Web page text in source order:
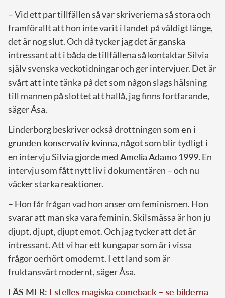
– Vid ett par tillfällen så var skriverierna så stora och
framförallt att hon inte varit i landet på väldigt länge,
det är nog slut. Och då tycker jag det är ganska
intressant att i båda de tillfällena så kontaktar Silvia
själv svenska veckotidningar och ger intervjuer. Det är
svårt att inte tänka på det som någon slags hälsning
till mannen på slottet att hallå, jag finns fortfarande,
säger Åsa.
Linderborg beskriver också drottningen somen i
grunden konservativ kvinna, något som blir tydligt i
en intervju Silvia gjorde medAmelia Adamo 1999. En
intervju som fått nytt liv i dokumentären – och nu
väcker starka reaktioner.
– Hon får frågan vad hon anser om feminismen. Hon
svarar att man ska vara feminin. Skilsmässa är hon ju
djupt, djupt, djupt emot. Och jag tycker att det är
intressant. Att vi har ett kungapar som är i vissa
frågor oerhört omodernt. I ett land som är
fruktansvärt modernt, säger Åsa.
LÄS MER: Estelles magiska comeback – se bilderna